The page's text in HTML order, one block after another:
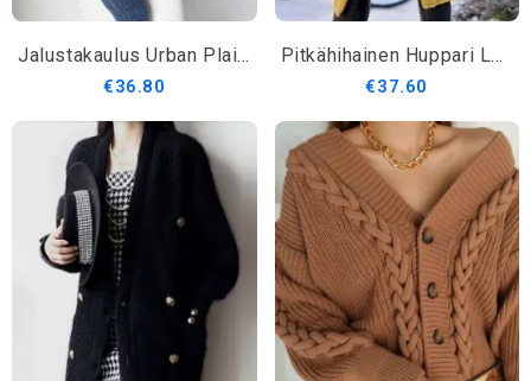
Jalustakaulus Urban Plain Buttoned Villatakki
€36.80
Pitkähihainen Huppari Loose Sweater Keskipitkä Takki
€37.60